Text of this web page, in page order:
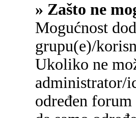
» Zašto ne
Mogućnost
grupu(e)/
Ukoliko ne
administrator/
određen